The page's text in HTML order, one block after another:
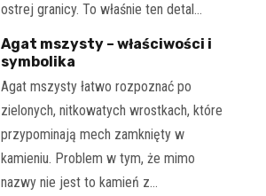
ostrej granicy. To właśnie ten detal…
Agat mszysty – właściwości i
symbolika
Agat mszysty łatwo rozpoznać po
zielonych, nitkowatych wrostkach, które
przypominają mech zamknięty w
kamieniu. Problem w tym, że mimo
nazwy nie jest to kamień z…